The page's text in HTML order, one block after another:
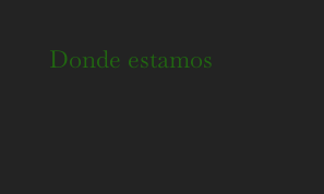
Donde estamos